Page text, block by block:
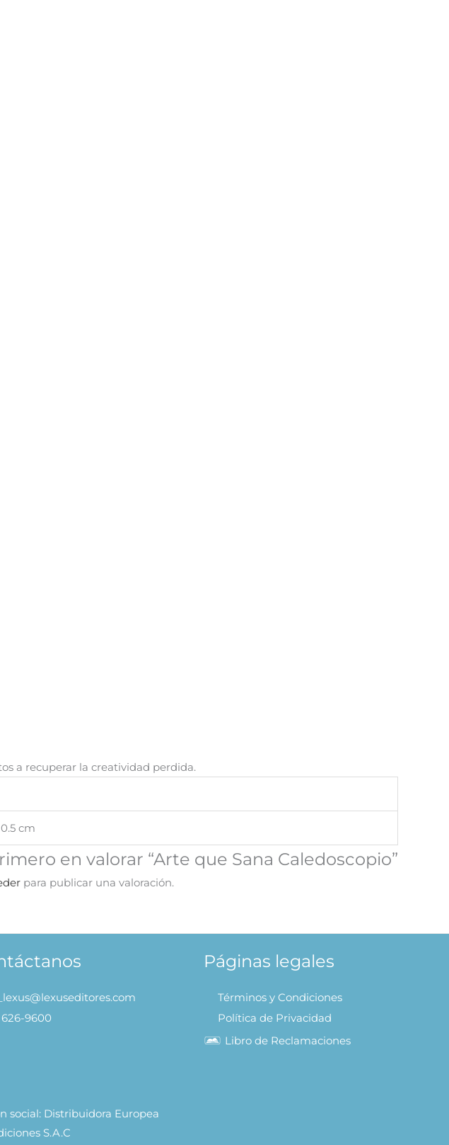
a recuperar la creatividad perdida.
cm
en valorar “Arte que Sana Caledoscopio”
para publicar una valoración.
626-9600
social: Distribuidora Europea
S.A.C
Páginas legales
Términos y Condiciones
Política de Privacidad
Libro de Reclamaciones